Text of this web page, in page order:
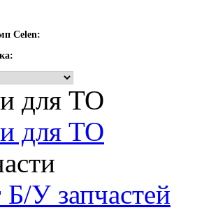
Celen:
для ТО
для ТО
Б/У запчастей